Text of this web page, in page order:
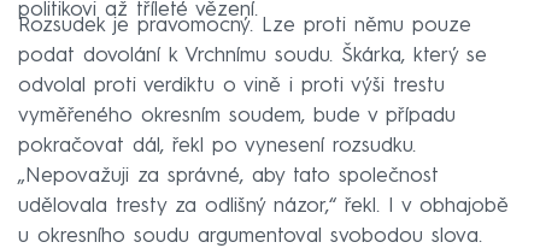
politikovi až tříleté vězení.
Rozsudek je pravomocný. Lze proti němu pouze
podat dovolání k Vrchnímu soudu. Škárka, který se
odvolal proti verdiktu o vině i proti výši trestu
vyměřeného okresním soudem, bude v případu
pokračovat dál, řekl po vynesení rozsudku.
„Nepovažuji za správné, aby tato společnost
udělovala tresty za odlišný názor,“ řekl. I v obhajobě
u okresního soudu argumentoval svobodou slova.